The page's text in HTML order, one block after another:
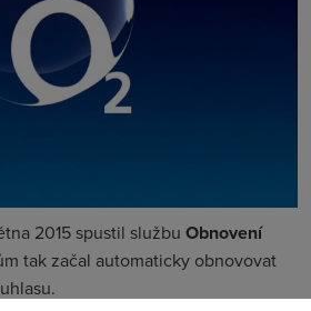
2015 spustil službu Obnovení
tak začal automaticky obnovovat